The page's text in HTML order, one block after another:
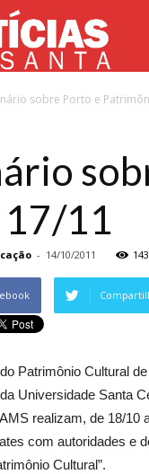
sobre Porto e
11
- 14/10/2011 143
Patrimônio Cultural
Universidade Santa
realizam, de 18/10
com autoridades e
Cultural”.